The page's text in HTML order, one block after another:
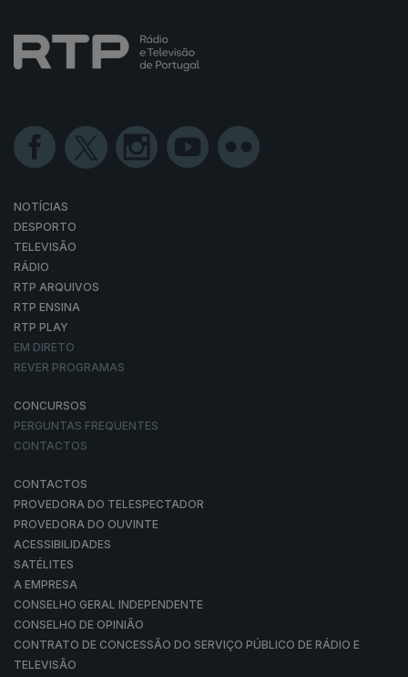
NOTÍCIAS
DESPORTO
TELEVISÃO
RÁDIO
RTP ARQUIVOS
RTP ENSINA
RTP PLAY
EM DIRETO
REVER PROGRAMAS
CONCURSOS
PERGUNTAS FREQUENTES
CONTACTOS
CONTACTOS
PROVEDORA DO TELESPECTADOR
PROVEDORA DO OUVINTE
ACESSIBILIDADES
SATÉLITES
A EMPRESA
CONSELHO GERAL INDEPENDENTE
CONSELHO DE OPINIÃO
CONTRATO DE CONCESSÃO DO SERVIÇO PÚBLICO DE RÁDIO E
TELEVISÃO